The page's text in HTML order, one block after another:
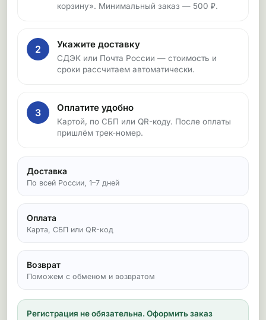
корзину». Минимальный заказ — 500 ₽.
2 Укажите доставку
СДЭК или Почта России — стоимость и
сроки рассчитаем автоматически.
3 Оплатите удобно
Картой, по СБП или QR-коду. После оплаты
пришлём трек-номер.
Доставка
По всей России, 1–7 дней
Оплата
Карта, СБП или QR-код
Возврат
Поможем с обменом и возвратом
Регистрация не обязательна. Оформить заказ